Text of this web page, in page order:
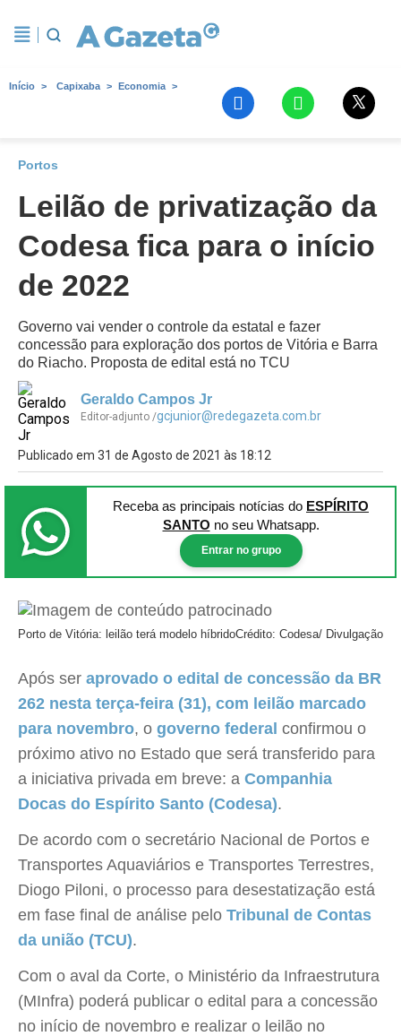
Início Capixaba Economia
Portos
Leilão de privatização da
Codesa fica para o início
de 2022
Governo vai vender o controle da estatal e fazer
concessão para exploração dos portos de Vitória e Barra
do Riacho. Proposta de edital está no TCU
Geraldo Campos Jr
Editor-adjunto /gcjunior@redegazeta.com.br
Publicado em 31 de Agosto de 2021 às 18:12
Receba as principais notícias do ESPÍRITO
SANTO no seu Whatsapp.
Entrar no grupo
Porto de Vitória: leilão terá modelo híbridoCrédito: Codesa/ Divulgação
Após ser aprovado o edital de concessão da BR
262 nesta terça-feira (31), com leilão marcado
para novembro, o governo federal confirmou o
próximo ativo no Estado que será transferido para
a iniciativa privada em breve: a Companhia
Docas do Espírito Santo (Codesa).
De acordo com o secretário Nacional de Portos e
Transportes Aquaviários e Transportes Terrestres,
Diogo Piloni, o processo para desestatização está
em fase final de análise pelo Tribunal de Contas
da união (TCU).
Com o aval da Corte, o Ministério da Infraestrutura
(MInfra) poderá publicar o edital para a concessão
no início de novembro e realizar o leilão no